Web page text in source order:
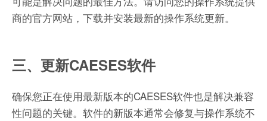
商的官方网站，下载并安装最新的操作系统更新。
三、更新CAESES软件
确保您正在使用最新版本的CAESES软件也是解决兼容
性问题的关键。软件的新版本通常会修复与操作系统不